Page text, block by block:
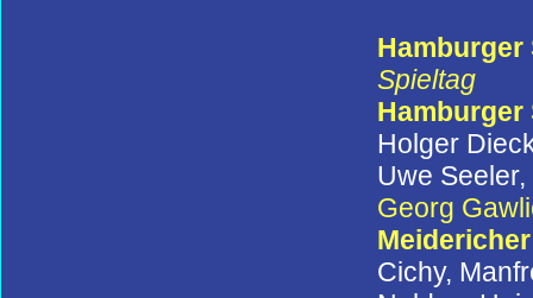
Hamburger
Spieltag
Hamburger
Holger
Uwe
Georg
Cichy,